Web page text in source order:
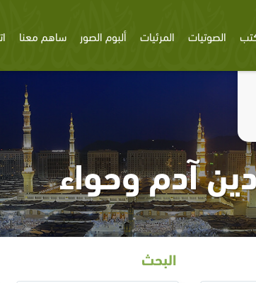
الصوتيات المرئيات ألبوم الصور ساهم معنا
آدم وحواء
البحث